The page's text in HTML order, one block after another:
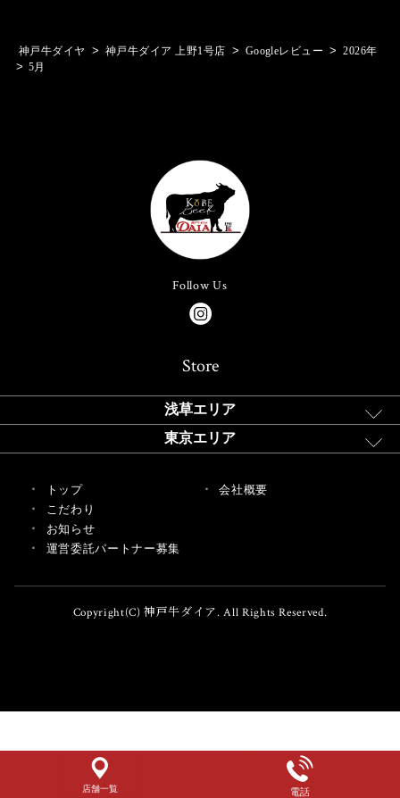
神戸牛ダイヤ > 神戸牛ダイア 上野1号店 > Googleレビュー > 2026年
> 5月
Follow Us
Store
浅草エリア
東京エリア
トップ
こだわり
お知らせ
運営委託パートナー募集
会社概要
Copyright(C) 神戸牛ダイア. All Rights Reserved.